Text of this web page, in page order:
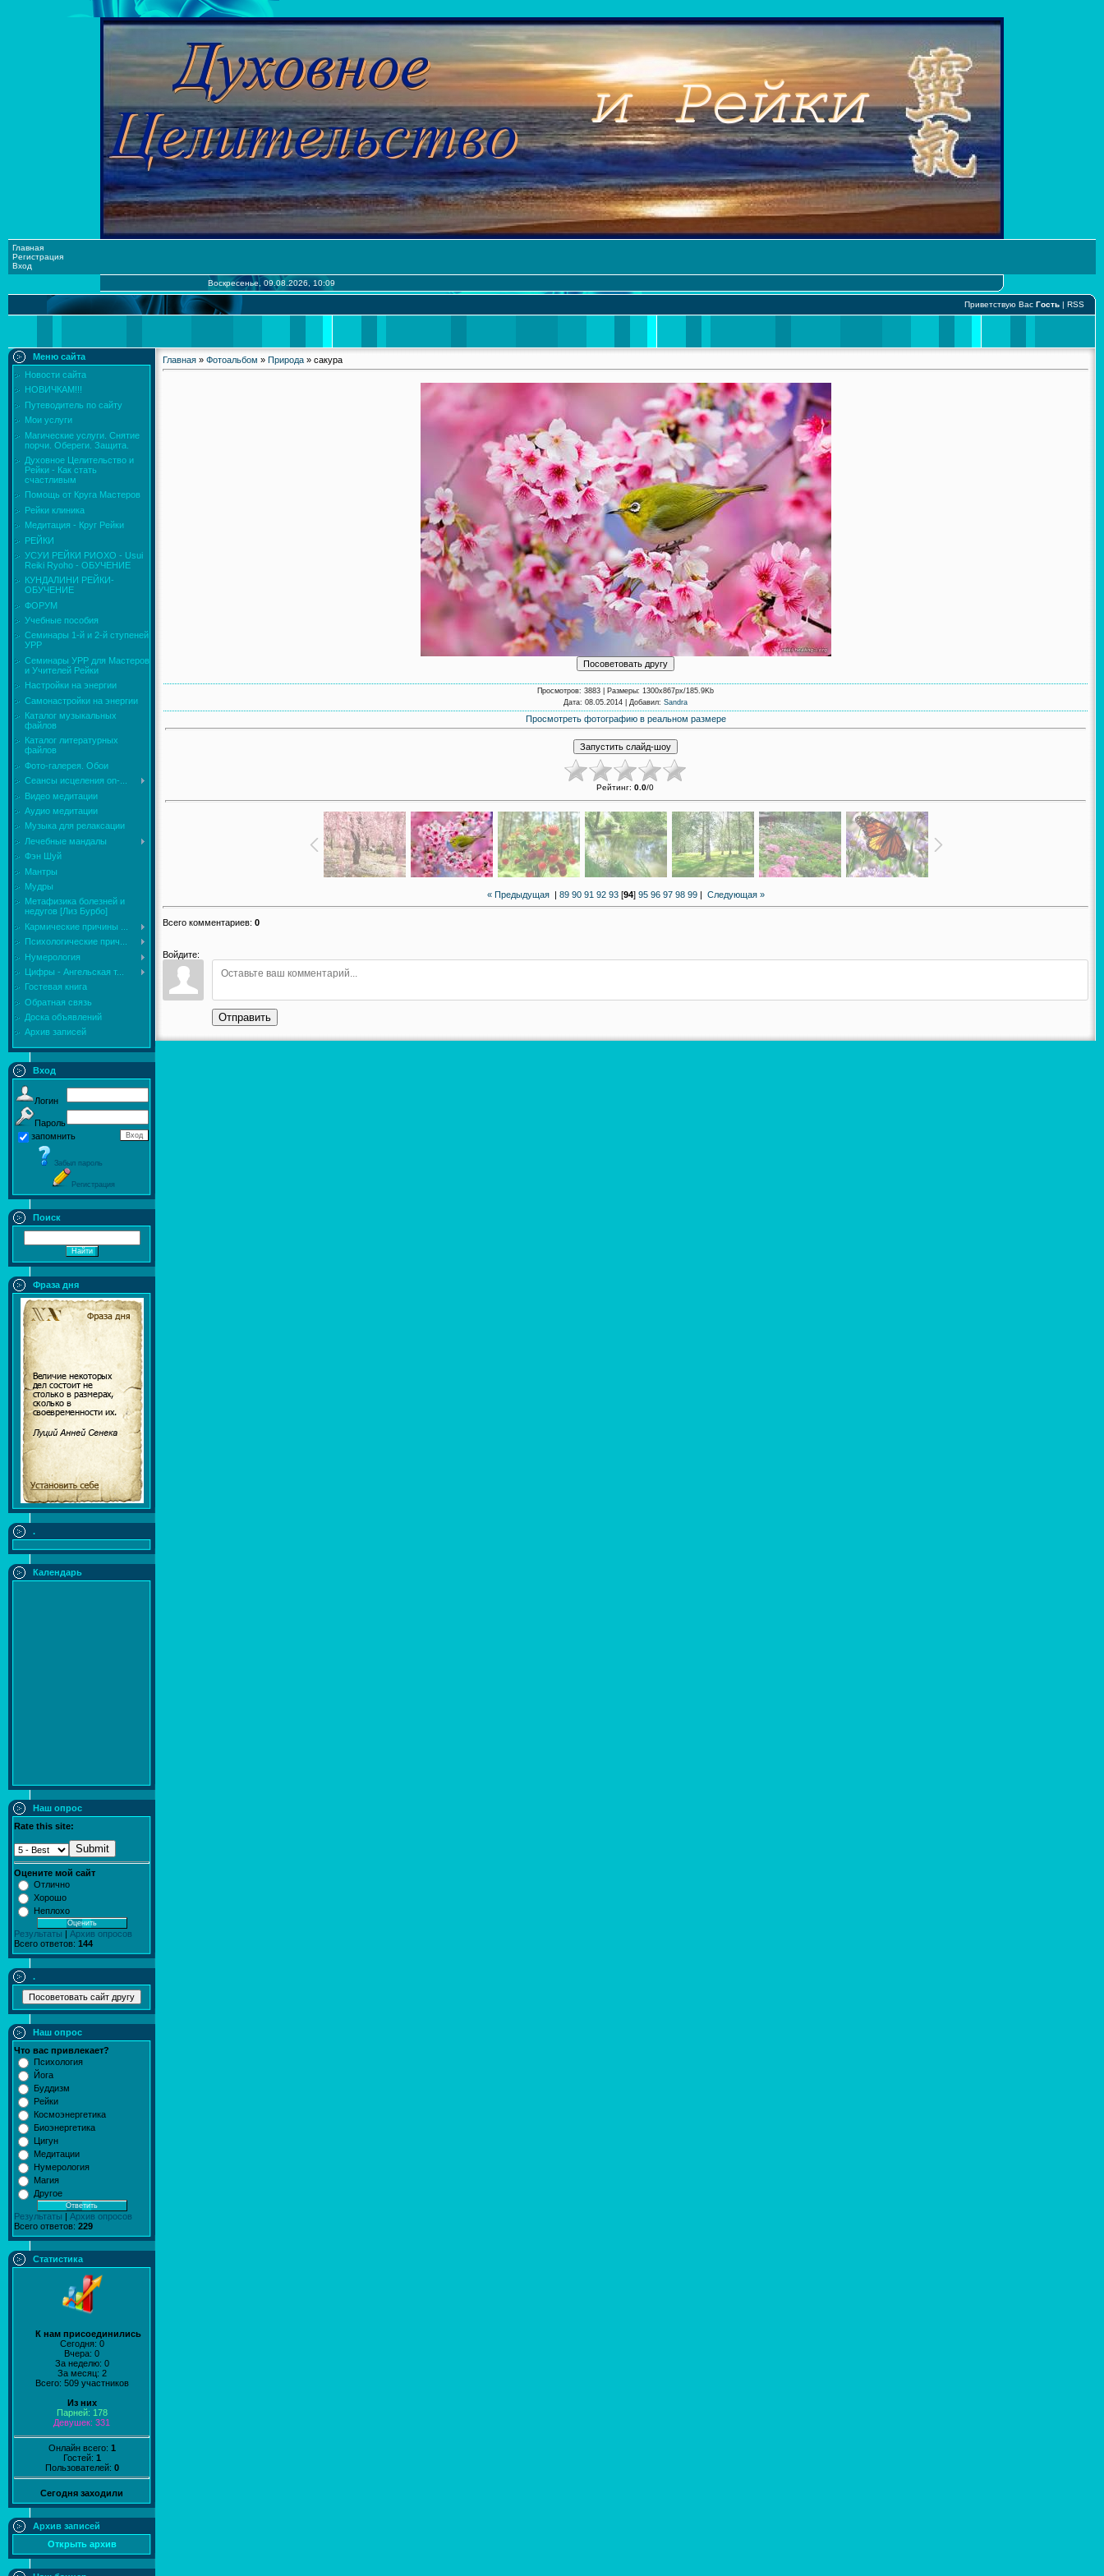
Главная
Регистрация
Вход
Воскресенье, 09.08.2026, 10:09
Приветствую Вас Гость | RSS
Меню сайта
Новости сайта
НОВИЧКАМ!!!
Путеводитель по сайту
Мои услуги
Магические услуги. Снятие
порчи. Обереги. Защита.
Духовное Целительство и
Рейки - Как стать
счастливым
Помощь от Круга Мастеров
Рейки клиника
Медитация - Круг Рейки
РЕЙКИ
УСУИ РЕЙКИ РИОХО - Usui
Reiki Ryoho - ОБУЧЕНИЕ
КУНДАЛИНИ РЕЙКИ-
ОБУЧЕНИЕ
ФОРУМ
Учебные пособия
Семинары 1-й и 2-й ступеней
УРР
Семинары УРР для Мастеров
и Учителей Рейки
Настройки на энергии
Самонастройки на энергии
Каталог музыкальных
файлов
Каталог литературных
файлов
Фото-галерея. Обои
Сеансы исцеления on-...
Видео медитации
Аудио медитации
Музыка для релаксации
Лечебные мандалы
Фэн Шуй
Мантры
Мудры
Mетафизика болезней и
недугов [Лиз Бурбо]
Кармические причины ...
Психологические прич...
Нумерология
Цифры - Ангельская т...
Гостевая книга
Обратная связь
Доска объявлений
Архив записей
Вход
Логин
Пароль
запомнить
Забыл пароль
Регистрация
Поиск
Фраза дня
.
Календарь
Наш опрос
Rate this site:
Submit
Оцените мой сайт
Отлично
Хорошо
Неплохо
Результаты
Архив опросов
Всего ответов: 144
.
Наш опрос
Что вас привлекает?
Психология
Йога
Буддизм
Рейки
Космоэнергетика
Биоэнергетика
Цигун
Медитации
Нумерология
Магия
Другое
Результаты | Архив опросов
Всего ответов: 229
Статистика
К нам присоединились
Сегодня: 0
Вчера: 0
За неделю: 0
За месяц: 2
Всего: 509 участников
Из них
Парней: 178
Девушек: 331
Онлайн всего: 1
Гостей: 1
Пользователей: 0
Сегодня заходили
Архив записей
Открыть архив
Главная » Фотоальбом » Природа » сакура
Просмотров: 3883 | Размеры: 1300x867px/185.9Kb
Дата: 08.05.2014 | Добавил: Sandra
Просмотреть фотографию в реальном размере
Рейтинг: 0.0/0
« Предыдущая| 89 90 91 92 93[94] 95 96 97 98 99| Следующая »
Всего комментариев: 0
Войдите:
Отправить